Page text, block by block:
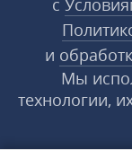
с
и
Мы
технологии,